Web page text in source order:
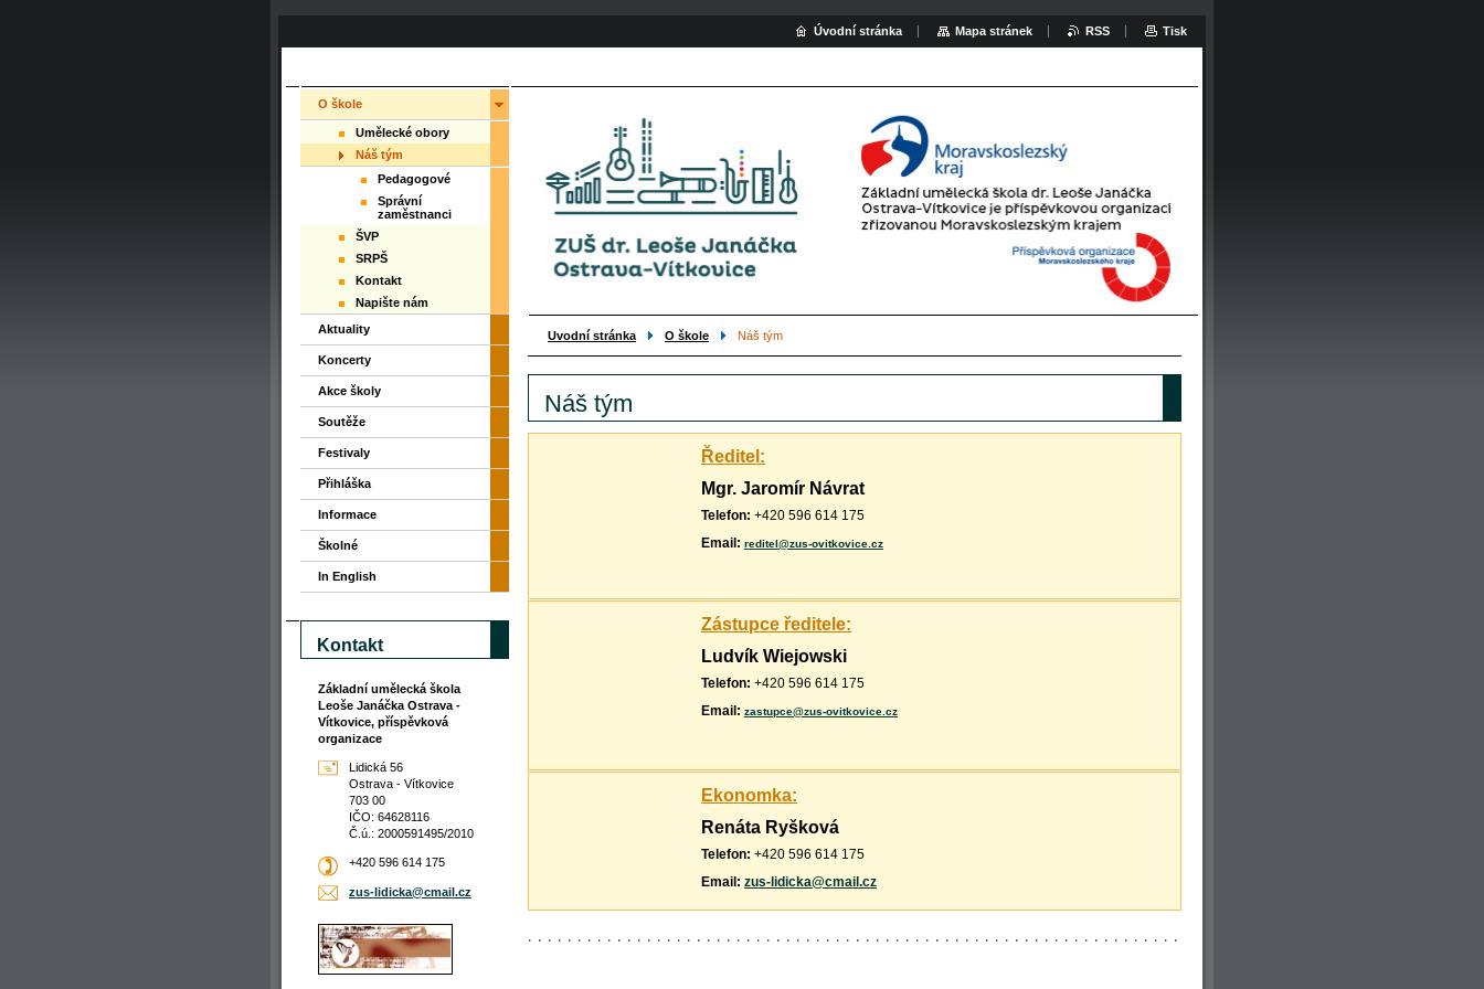
Uvodní stránka O škole Náš tým
Náš tým
Ředitel:
Mgr. Jaromír Návrat
Telefon: +420 596 614 175
Email: reditel@zus-ovitkovice.cz
Zástupce ředitele:
Ludvík Wiejowski
Telefon: +420 596 614 175
Email: zastupce@zus-ovitkovice.cz
Ekonomka:
Renáta Ryšková
Telefon: +420 596 614 175
Email: zus-lidicka@cmai l.cz
O škole
Umělecké obory
Náš tým
Pedagogové
Správní
zaměstnanci
ŠVP
SRPŠ
Kontakt
Napište nám
Aktuality
Koncerty
Akce školy
Soutěže
Festivaly
Přihláška
Informace
Školné
In English
Kontakt
Základní umělecká škola
Leoše Janáčka Ostrava -
Vítkovice, příspěvková
organizace
Lidická 56
Ostrava - Vítkovice
703 00
IČO: 64628116
Č.ú.: 2000591495/2010
+420 596 614 175
zus-lidicka@cmail.cz
Úvodní stránka Mapa stránek RSS Tisk